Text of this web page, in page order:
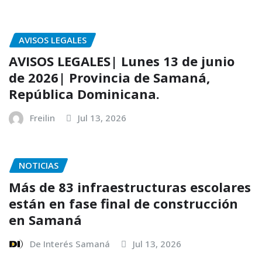
AVISOS LEGALES
AVISOS LEGALES| Lunes 13 de junio
de 2026| Provincia de Samaná,
República Dominicana.
Freilin Jul 13, 2026
NOTICIAS
Más de 83 infraestructuras escolares
están en fase final de construcción
en Samaná
De Interés Samaná Jul 13, 2026